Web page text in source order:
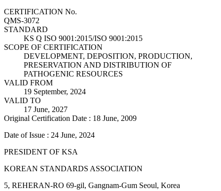
CERTIFICATION No.
QMS-3072
STANDARD
KS Q ISO 9001:2015/ISO 9001:2015
SCOPE OF CERTIFICATION
DEVELOPMENT, DEPOSITION, PRODUCTION,
PRESERVATION AND DISTRIBUTION OF
PATHOGENIC RESOURCES
VALID FROM
19 September, 2024
VALID TO
17 June, 2027
Original Certification Date : 18 June, 2009
Date of Issue : 24 June, 2024
PRESIDENT OF KSA
KOREAN STANDARDS ASSOCIATION
5, REHERAN-RO 69-gil, Gangnam-Gum Seoul, Korea